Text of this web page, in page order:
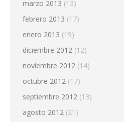
marzo 2013 (13)
febrero 2013 (17)
enero 2013 (19)
diciembre 2012 (12)
noviembre 2012 (14)
octubre 2012 (17)
septiembre 2012 (13)
agosto 2012 (21)